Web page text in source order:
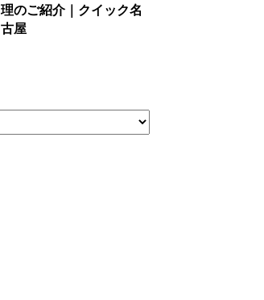
理のご紹介｜クイック名
古屋